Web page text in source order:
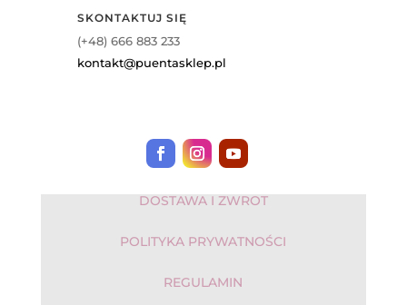
SKONTAKTUJ SIĘ
(+48) 666 883 233
kontakt@puentasklep.pl
DOSTAWA I ZWROT
POLITYKA PRYWATNOŚCI
REGULAMIN